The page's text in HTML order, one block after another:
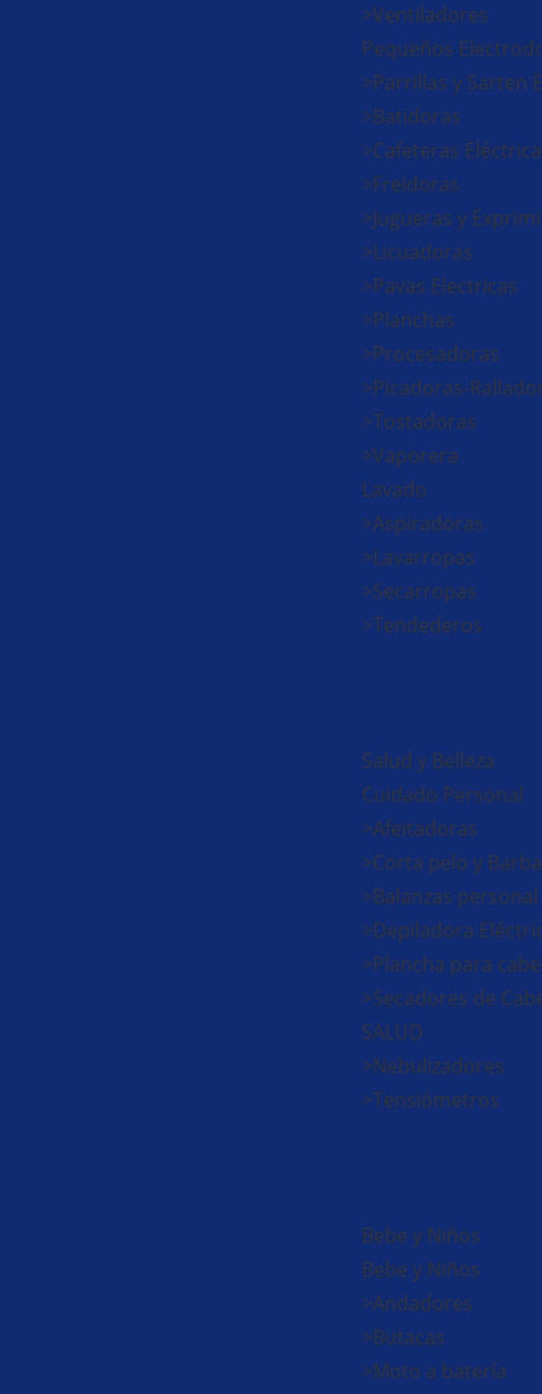
>Ventiladores
Pequeños
>Parrillas y Sarten
>Batidoras
>Cafeteras
>Freidoras
>Jugueras y
>Licuadoras
>Pavas Electricas
>Planchas
>Procesadoras
>Picadoras-
>Tostadoras
>Vaporera
Lavado
>Aspiradoras
>Lavarropas
>Secarropas
>Tendederos
Salud y Belleza
Cuidado Personal
>Afeitadoras
>Corta pelo y Barba
>Balanzas personal
>Depiladora
>Plancha para
>Secadores de
SALUD
>Nebulizadores
>Tensiómetros
Bebe y Niños
Bebe y Niños
>Andadores
>Butacas
>Moto a batería